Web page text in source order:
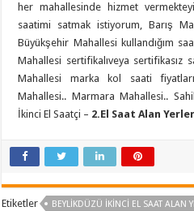
her mahallesinde hizmet
saatimi satmak istiyorum, Barış
Büyükşehir Mahallesi kullandığım
Mahallesi sertifikalıveya sertifikasız
Mahallesi marka kol saati
Mahallesi.. Marmara Mahallesi..
İkinci El Saatçi – 2.El Saat Alan Yerler
Etiketler
BEYLIKDÜZÜ IKINCI EL SAAT ALAN